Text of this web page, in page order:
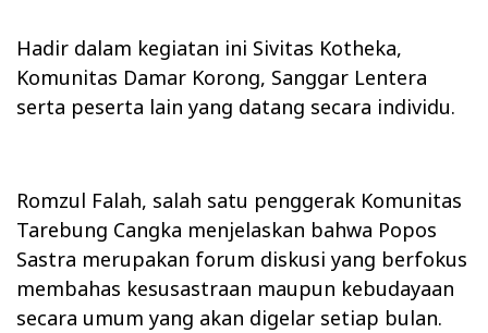
Hadir dalam kegiatan ini Sivitas Kotheka,
Komunitas Damar Korong, Sanggar Lentera
serta peserta lain yang datang secara individu.
Romzul Falah, salah satu penggerak Komunitas
Tarebung Cangka menjelaskan bahwa Popos
Sastra merupakan forum diskusi yang berfokus
membahas kesusastraan maupun kebudayaan
secara umum yang akan digelar setiap bulan.